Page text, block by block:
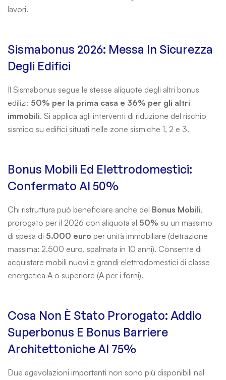
lavori.
Sismabonus 2026: Messa In Sicurezza
Degli Edifici
Il Sismabonus segue le stesse aliquote degli altri bonus
edilizi: 50% per la prima casa e 36% per gli altri
immobili. Si applica agli interventi di riduzione del rischio
sismico su edifici situati nelle zone sismiche 1, 2 e 3.
Bonus Mobili Ed Elettrodomestici:
Confermato Al 50%
Chi ristruttura può beneficiare anche del Bonus Mobili,
prorogato per il 2026 con aliquota al 50% su un massimo
di spesa di 5.000 euro per unità immobiliare (detrazione
massima: 2.500 euro, spalmata in 10 anni). Consente di
acquistare mobili nuovi e grandi elettrodomestici di classe
energetica A o superiore (A per i forni).
Cosa Non È Stato Prorogato: Addio
Superbonus E Bonus Barriere
Architettoniche Al 75%
Due agevolazioni importanti non sono più disponibili nel